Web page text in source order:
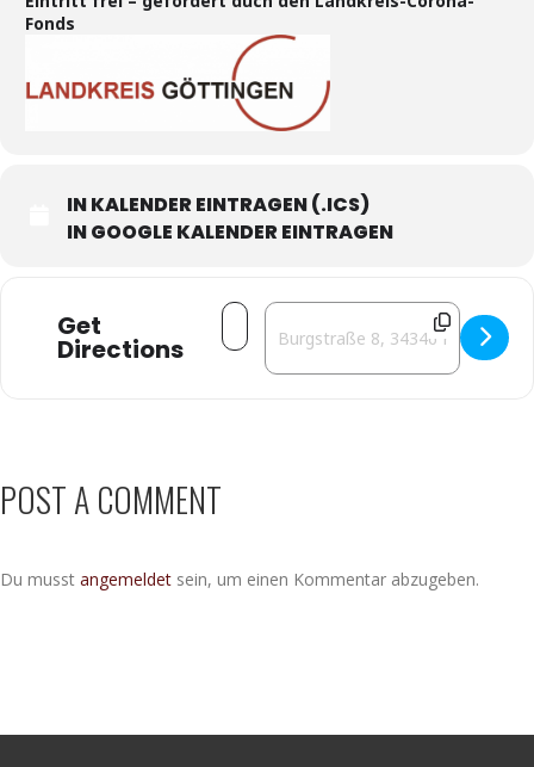
Fonds
IN KALENDER EINTRAGEN (.ICS)
IN GOOGLE KALENDER EINTRAGEN
Get
Directions
Address - Wir machen doch nur Spaß!
Destination Address - Wir
POST A COMMENT
Du musst angemeldet sein, um einen Kommentar abzugeben.